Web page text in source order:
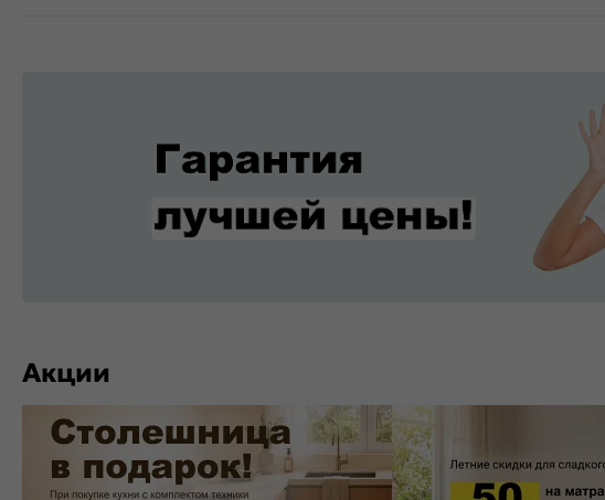
Акции